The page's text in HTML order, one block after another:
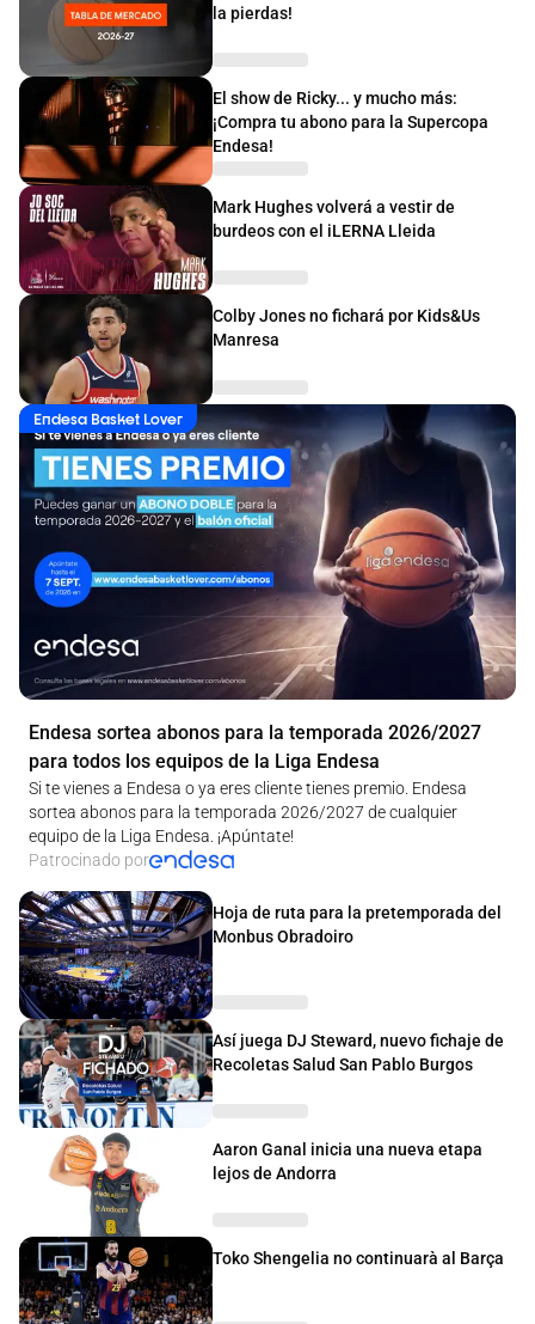
la pierdas!
El show de Ricky... y mucho más:
¡Compra tu abono para la Supercopa
Endesa!
Mark Hughes volverá a vestir de
burdeos con el iLERNA Lleida
Colby Jones no fichará por Kids&Us
Manresa
Endesa Basket Lover
Endesa sortea abonos para la temporada 2026/2027
para todos los equipos de la Liga Endesa
Si te vienes a Endesa o ya eres cliente tienes premio. Endesa
sortea abonos para la temporada 2026/2027 de cualquier
equipo de la Liga Endesa. ¡Apúntate!
Patrocinado por
Hoja de ruta para la pretemporada del
Monbus Obradoiro
Así juega DJ Steward, nuevo fichaje de
Recoletas Salud San Pablo Burgos
Aaron Ganal inicia una nueva etapa
lejos de Andorra
Toko Shengelia no continuarà al Barça